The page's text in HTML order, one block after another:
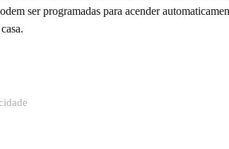
ser programadas para acender